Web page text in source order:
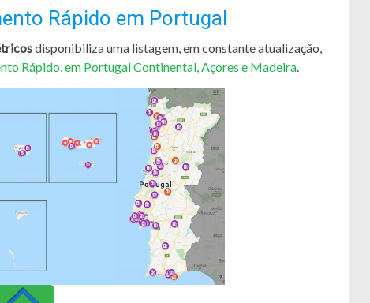
Rápido em Portugal
disponibiliza uma listagem, em constante atualização,
Rápido, em Portugal Continental, Açores e Madeira.